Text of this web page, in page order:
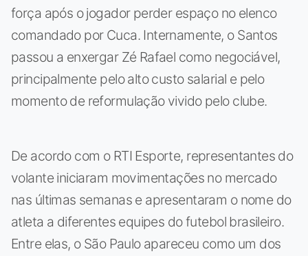
força após o jogador perder espaço no elenco
comandado por Cuca. Internamente, o Santos
passou a enxergar Zé Rafael como negociável,
principalmente pelo alto custo salarial e pelo
momento de reformulação vivido pelo clube.
De acordo com o RTI Esporte, representantes do
volante iniciaram movimentações no mercado
nas últimas semanas e apresentaram o nome do
atleta a diferentes equipes do futebol brasileiro.
Entre elas, o São Paulo apareceu como um dos